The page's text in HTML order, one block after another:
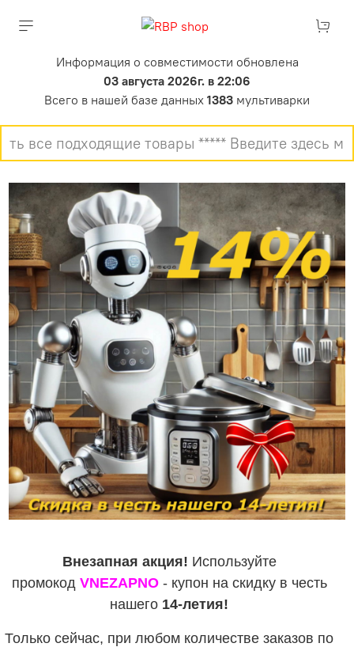
Информация о совместимости обновлена
03 августа 2026г. в 22:06
Всего в нашей базе данных 1383 мультиварки
Внезапная акция! Используйте
промокод VNEZAPNO- купон на скидку в честь
нашего 14-летия!
Только сейчас, при любом количестве заказов по